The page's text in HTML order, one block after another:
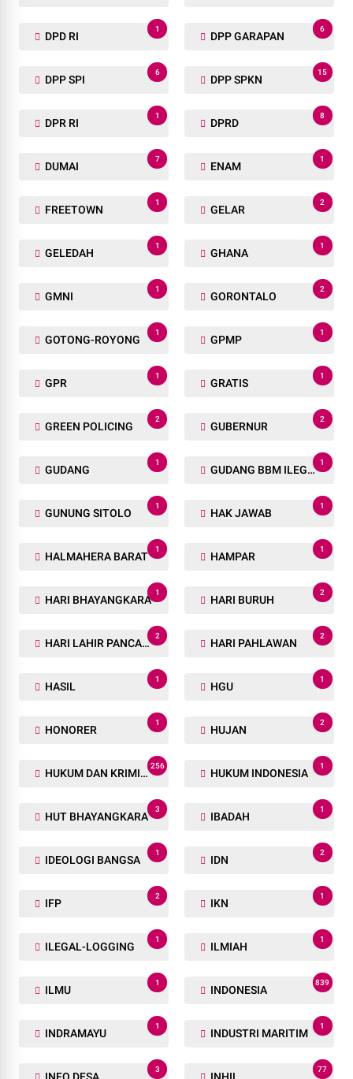
DPD RI
1
DPP GARAPAN
6
DPP SPI
6
DPP SPKN
15
DPR RI
1
DPRD
8
DUMAI
7
ENAM
1
FREETOWN
1
GELAR
2
GELEDAH
1
GHANA
1
GMNI
1
GORONTALO
2
GOTONG-ROYONG
1
GPMP
1
GPR
1
GRATIS
1
GREEN POLICING
2
GUBERNUR
2
GUDANG
1
GUDANG BBM ILEGAL
1
GUNUNG SITOLO
1
HAK JAWAB
1
HALMAHERA BARAT
1
HAMPAR
1
HARI BHAYANGKARA
1
HARI BURUH
2
HARI LAHIR PANCASILA
2
HARI PAHLAWAN
2
HASIL
1
HGU
1
HONORER
1
HUJAN
2
HUKUM DAN KRIMINAL
256
HUKUM INDONESIA
1
HUT BHAYANGKARA
3
IBADAH
1
IDEOLOGI BANGSA
1
IDN
2
IFP
2
IKN
1
ILEGAL-LOGGING
1
ILMIAH
1
ILMU
1
INDONESIA
839
INDRAMAYU
1
INDUSTRI MARITIM
1
INFO DESA
3
INHIL
77